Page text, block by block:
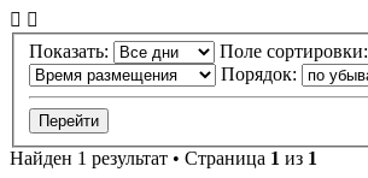
Показать:
Поле сортировки:
Порядок:
Найден 1 результат • Страница 1 из 1